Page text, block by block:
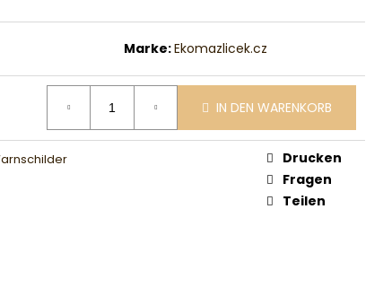
Marke:Ekomazlicek.cz
IN DEN WARENKORB
Drucken
Fragen
Teilen